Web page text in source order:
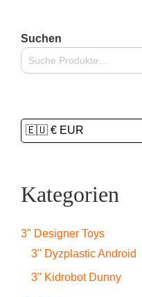
Suchen
Kategorien
3" Designer Toys
3" Dyzplastic Android
3" Kidrobot Dunny